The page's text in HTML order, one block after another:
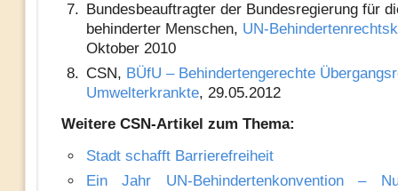
Bundesbeauftragter der Bundesregierung für
behinderter Menschen, UN-
Oktober 2010
CSN, BÜfU – Behindertengerechte
Umwelterkrankte, 29.05.2012
Weitere CSN-Artikel zum Thema:
Stadt schafft Barrierefreiheit
Ein Jahr UN-Behindertenkonvention –